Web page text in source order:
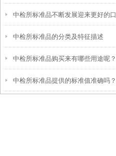
中检所标准品不断发展迎来更好的口
碑
中检所标准品的分类及特征描述
中检所标准品购买来有哪些用途呢？
值得一看
中检所标准品提供的标准值准确吗？